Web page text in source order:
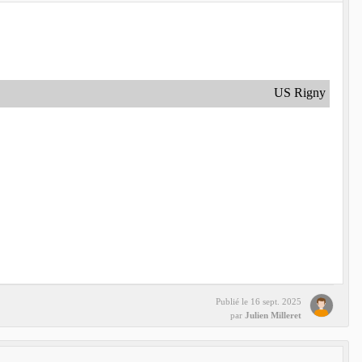
US Rigny
Publié le 16 sept. 2025
par Julien Milleret